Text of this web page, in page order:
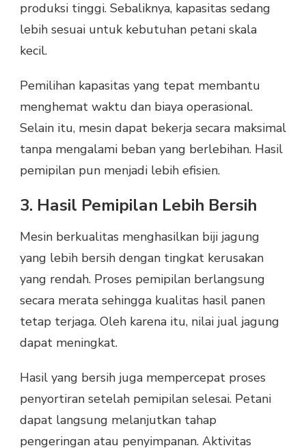
produksi tinggi. Sebaliknya, kapasitas sedang
lebih sesuai untuk kebutuhan petani skala
kecil.
Pemilihan kapasitas yang tepat membantu
menghemat waktu dan biaya operasional.
Selain itu, mesin dapat bekerja secara maksimal
tanpa mengalami beban yang berlebihan. Hasil
pemipilan pun menjadi lebih efisien.
3. Hasil Pemipilan Lebih Bersih
Mesin berkualitas menghasilkan biji jagung
yang lebih bersih dengan tingkat kerusakan
yang rendah. Proses pemipilan berlangsung
secara merata sehingga kualitas hasil panen
tetap terjaga. Oleh karena itu, nilai jual jagung
dapat meningkat.
Hasil yang bersih juga mempercepat proses
penyortiran setelah pemipilan selesai. Petani
dapat langsung melanjutkan tahap
pengeringan atau penyimpanan. Aktivitas